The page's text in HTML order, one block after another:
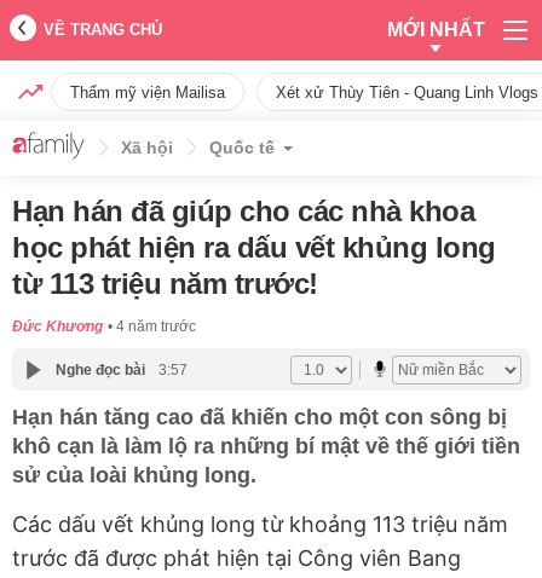
VỀ TRANG CHỦ MỚI NHẤT
Thẩm mỹ viện Mailisa Xét xử Thùy Tiên - Quang Linh
Xã hội Quốc tế
Hạn hán đã giúp cho các nhà khoa
học phát hiện ra dấu vết khủng long
từ 113 triệu năm trước!
Đức Khương 4 năm trước
Nghe đọc bài 3:57
Hạn hán tăng cao đã khiến cho một con sông bị
khô cạn là làm lộ ra những bí mật về thế giới tiền
sử của loài khủng long.
Các dấu vết khủng long từ khoảng 113 triệu năm
trước đã được phát hiện tại Công viên Bang